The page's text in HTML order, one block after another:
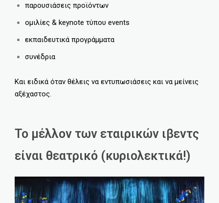
παρουσιάσεις προϊόντων
ομιλίες & keynote τύπου events
εκπαιδευτικά προγράμματα
συνέδρια
Και ειδικά όταν θέλεις να εντυπωσιάσεις και να μείνεις
αξέχαστος.
Το μέλλον των εταιρικών ιβεντς
είναι θεατρικό (κυριολεκτικά!)​